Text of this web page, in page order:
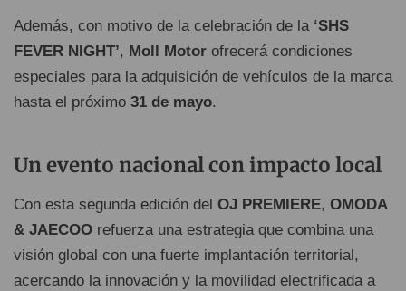
Además, con motivo de la celebración de la ‘SHS
FEVER NIGHT’, Moll Motor ofrecerá condiciones
especiales para la adquisición de vehículos de la marca
hasta el próximo 31 de mayo.
Un evento nacional con impacto local
Con esta segunda edición del OJ PREMIERE, OMODA
& JAECOO refuerza una estrategia que combina una
visión global con una fuerte implantación territorial,
acercando la innovación y la movilidad electrificada a